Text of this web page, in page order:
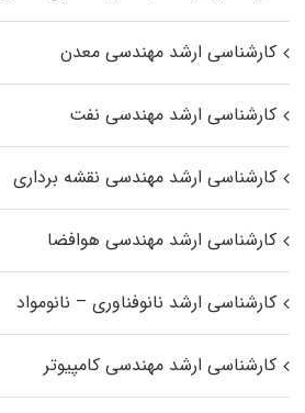
کارشناسی ارشد مهندسی معدن
کارشناسی ارشد مهندسی نفت
کارشناسی ارشد مهندسی نقشه برداری
کارشناسی ارشد مهندسی هوافضا
کارشناسی ارشد نانوفناوری – نانومواد
کارشناسی ارشد مهندسی کامپیوتر